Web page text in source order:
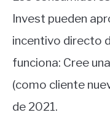
Invest pueden
incentivo directo
funciona: Cree
(como cliente
de 2021.